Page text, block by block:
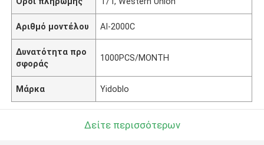
Αριθμό μοντέλου AI-2000C
Δυνατότητα προ
σφοράς
1000PCS/MONTH
Μάρκα Yidoblo
Δείτε περισσότερων